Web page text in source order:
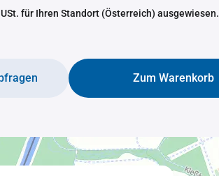
für Ihren Standort (Österreich) ausgewiesen.
Zum Warenkorb